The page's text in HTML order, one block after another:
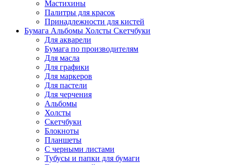
Мастихины
Палитры для красок
Принадлежности для кистей
Бумага Альбомы Холсты Скетчбуки
Для акварели
Бумага по производителям
Для масла
Для графики
Для маркеров
Для пастели
Для черчения
Альбомы
Холсты
Скетчбуки
Блокноты
Планшеты
С черными листами
Тубусы и папки для бумаги